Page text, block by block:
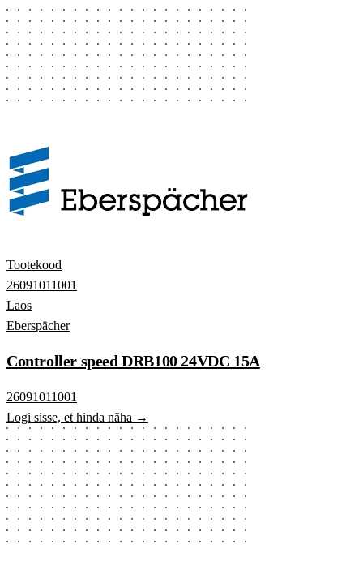
Tootekood
26091011001
Laos
Eberspächer
Controller speed DRB100 24VDC 15A
26091011001
Logi sisse, et hinda näha →